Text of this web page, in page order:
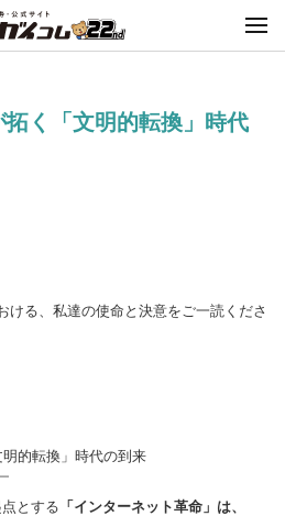
く「文明的転換」時代
ける、私達の使命と決意をご一読くださ
的転換」時代の到来
とする 「インターネット革命」は、